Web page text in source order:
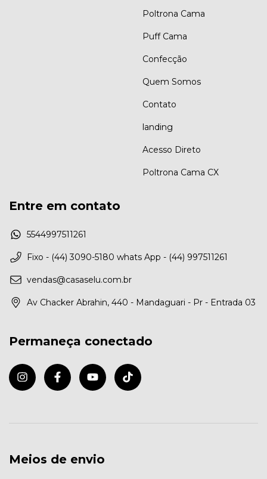
Poltrona Cama
Puff Cama
Confecção
Quem Somos
Contato
landing
Acesso Direto
Poltrona Cama CX
Entre em contato
5544997511261
Fixo - (44) 3090-5180 whats App - (44) 997511261
vendas@casaselu.com.br
Av Chacker Abrahin, 440 - Mandaguari - Pr - Entrada 03
Permaneça conectado
Meios de envio